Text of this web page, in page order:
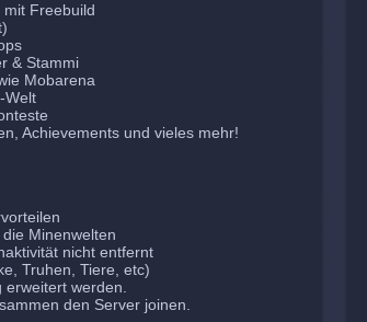
Freebuild
& Stammi
Mobarena
Welt
Achievements und vieles mehr!
Minenwelten
nicht entfernt
Truhen, Tiere, etc)
werden.
den Server joinen.